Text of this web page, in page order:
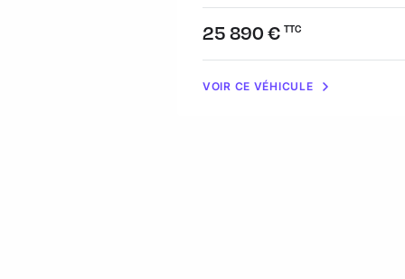
Prix :
25 890 € TTC
VOIR CE VÉHICULE